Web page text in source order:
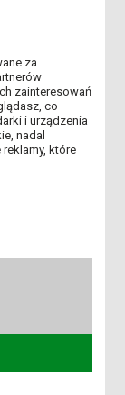
i
z
za
zainteresowań
co
i urządzenia
nadal
które